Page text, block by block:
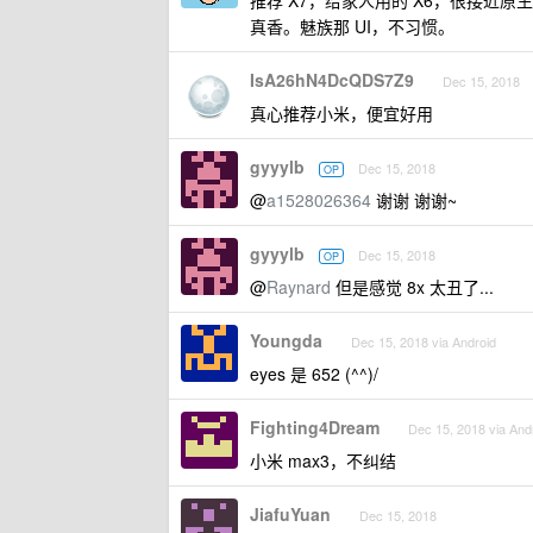
真香。魅族那 UI，不习惯。
IsA26hN4DcQDS7Z9 Dec 15, 2018
真心推荐小米，便宜好用
gyyylb OP Dec 15, 2018
@a1528026364 谢谢 谢谢~
gyyylb OP Dec 15, 2018
@Raynard 但是感觉 8x 太丑了...
Youngda Dec 15, 2018 via Android
eyes 是 652 (^^)/
Fighting4Dream Dec 15, 2018 via
小米 max3，不纠结
JiafuYuan Dec 15, 2018